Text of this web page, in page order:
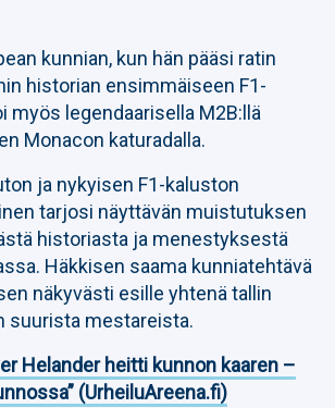
kunnian, kun hän pääsi ratin
historian ensimmäiseen F1-
myös legendaarisella M2B:llä
Monacon katuradalla.
ja nykyisen F1-kaluston
tarjosi näyttävän muistutuksen
historiasta ja menestyksestä
Häkkisen saama kunniatehtävä
näkyvästi esille yhtenä tallin
suurista mestareista.
Helander heitti kunnon kaaren –
(UrheiluAreena.fi)